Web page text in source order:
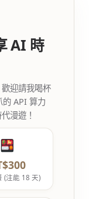
AI 時
迎請我喝杯
的 API 算力
漫遊！
(注能 18 天)